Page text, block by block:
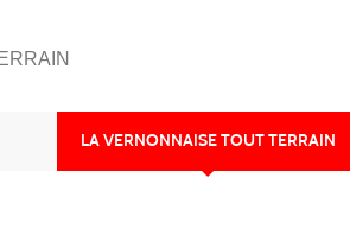
LA VERNONNAISE TOUT TERRAIN